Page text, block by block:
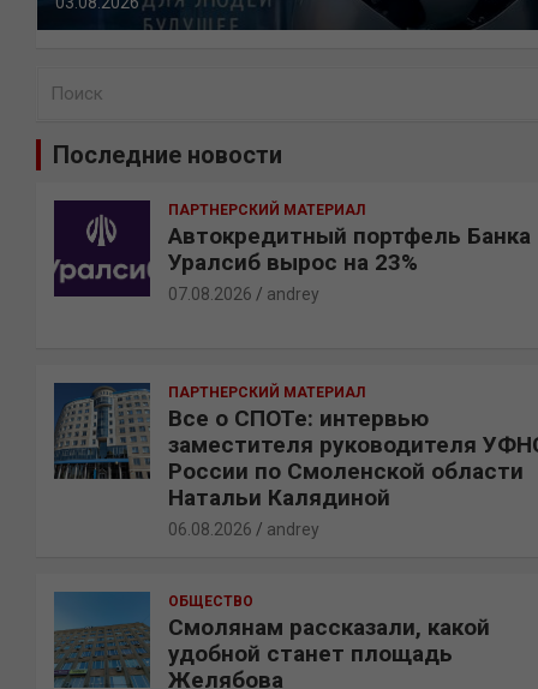
Последние новости
ПАРТНЕРСКИЙ МАТЕРИАЛ
Автокредитный портфель Банка
Уралсиб вырос на 23%
07.08.2026 andrey
ПАРТНЕРСКИЙ МАТЕРИАЛ
Все о СПОТе: интервью
заместителя руководителя
России по Смоленской области
Натальи Калядиной
06.08.2026 andrey
ОБЩЕСТВО
Смолянам рассказали, какой
удобной станет площадь
Желябова